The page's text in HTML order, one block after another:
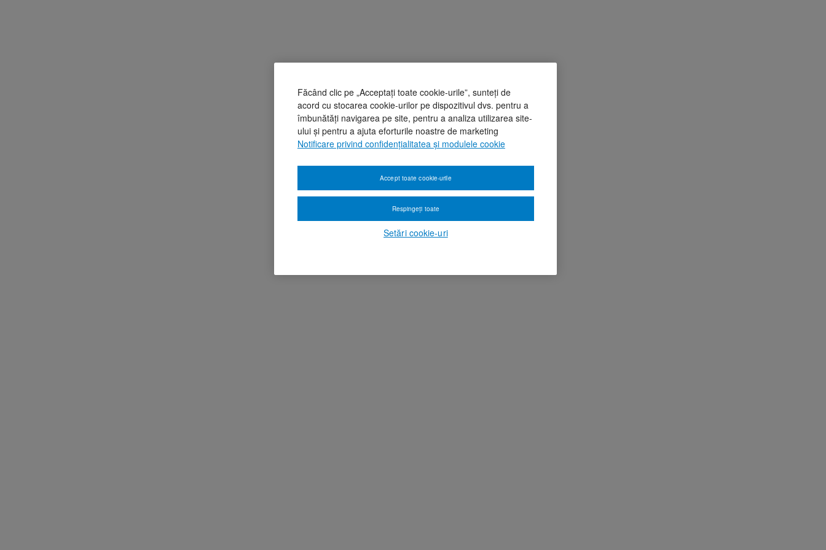
Făcând clic pe „Acceptați toate cookie-urile”, sunteți de
acord cu stocarea cookie-urilor pe dispozitivul dvs. pentru a
îmbunătăți navigarea pe site, pentru a analiza utilizarea site-
ului și pentru a ajuta eforturile noastre de marketing
Notificare privind confidențialitatea și modulele cookie
Setări cookie-uri
Respingeți toate
Accept toate cookie-urile